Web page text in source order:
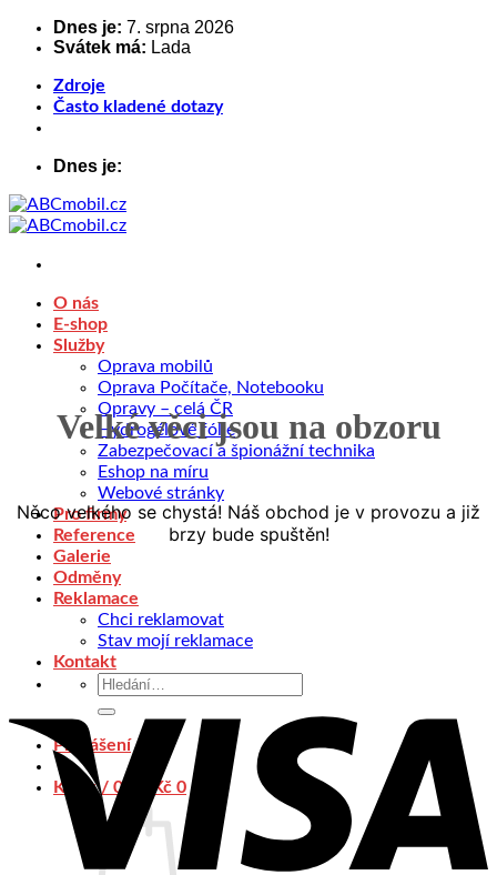
PřeskočitDnes je: 7. srpna 2026
Svátek má: Lada
Zdroje
Často kladené dotazy
Dnes je:
O nás
E-shop
Služby
Oprava mobilů
Oprava Počítače, Notebooku
Opravy – celá ČR
Hydrogélové fólie
Zabezpečovací a špionážní technika
Eshop na míru
Webové stránky
Pro firmy
Reference
Galerie
Odměny
Reklamace
Chci reklamovat
Stav mojí reklamace
Kontakt
Hledat:
Přihlášení
Košík / 0,00 Kč 0
Velké věci jsou na obzoru
Něco velkého se chystá! Náš obchod je v provozu a již
brzy bude spuštěn!